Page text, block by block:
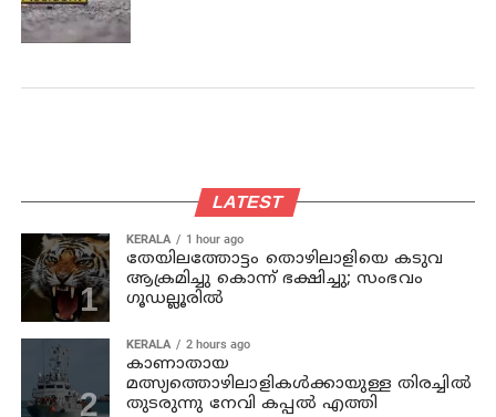
LATEST
KERALA 1 hour ago
തേയിലത്തോട്ടം തൊഴിലാളിയെ കടുവ
ആക്രമിച്ചു കൊന്ന് ഭക്ഷിച്ചു; സംഭവം
ഗൂഡല്ലൂരില്‍
KERALA 2 hours ago
കാണാതായ
മത്സ്യത്തൊഴിലാളികള്‍ക്കായുള്ള തിരച്ചില്‍
തുടരുന്നു നേവി കപ്പല്‍ എത്തി